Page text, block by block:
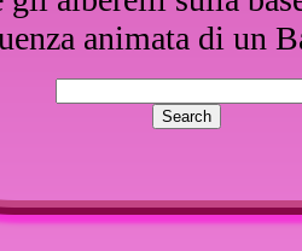
animata di un
neve, tra gli
doni per i bambini
una sfera
Lasciamo la parola